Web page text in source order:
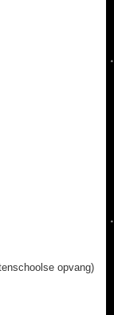
opvang)